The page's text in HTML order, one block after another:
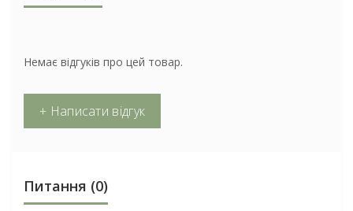
Немає відгуків про цей товар.
+ Написати відгук
Питання (0)